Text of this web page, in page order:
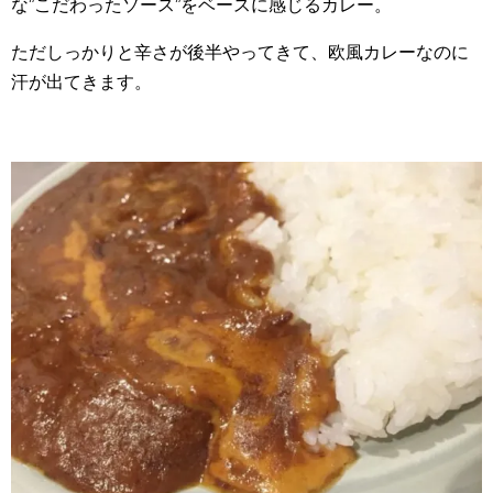
な”こだわったソース”をベースに感じるカレー。
ただしっかりと辛さが後半やってきて、欧風カレーなのに
汗が出てきます。